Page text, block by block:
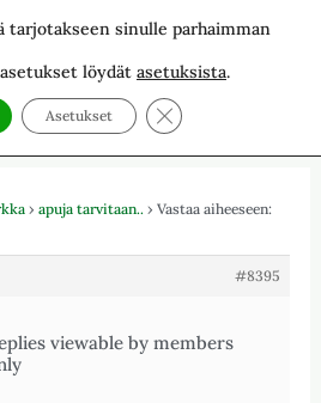
of The North
sekä tekniikoita.
› apuja tarvitaan.. › Vastaa aiheeseen:
#8395
viewable by members
tarjotakseen sinulle parhaimman
löydät asetuksista.
Asetukset Sulje evästebanneri